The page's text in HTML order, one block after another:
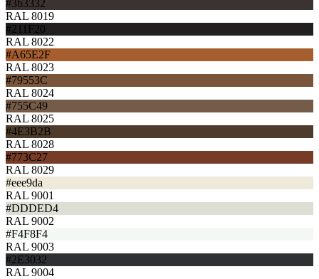
#3b3332
RAL 8019
#211F20
RAL 8022
#A65E2F
RAL 8023
#79553C
RAL 8024
#755C49
RAL 8025
#4E3B2B
RAL 8028
#773C27
RAL 8029
#eee9da
RAL 9001
#DDDED4
RAL 9002
#F4F8F4
RAL 9003
#2E3032
RAL 9004